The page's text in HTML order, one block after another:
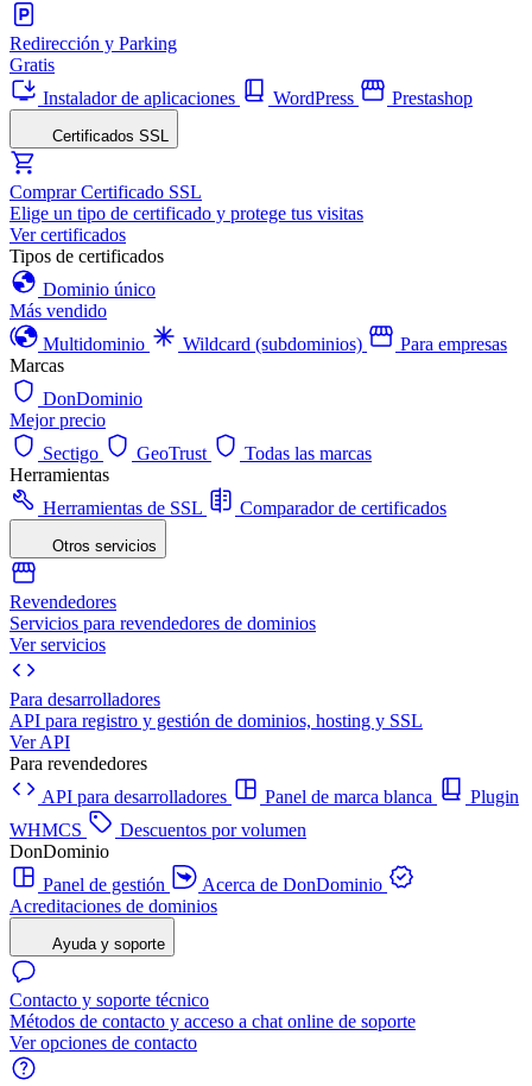
Redirección y Parking
Gratis
Instalador de aplicaciones
WordPress Prestashop
Certificados SSL
Comprar Certificado SSL
Elige un tipo de certificado y protege tus visitas
Ver certificados
Tipos de certificados
Dominio único
Más vendido
Multidominio
Wildcard (subdominios)
Para empresas
Marcas
DonDominio
Mejor precio
Sectigo
GeoTrust
Todas las marcas
Herramientas
Herramientas de SSL
Comparador de certificados
Otros servicios
Revendedores
Servicios para revendedores de dominios
Ver servicios
Para desarrolladores
API para registro y gestión de dominios, hosting y SSL
Ver API
Para revendedores
API para desarrolladores
Panel de marca blanca
Plugin
WHMCS
Descuentos por volumen
DonDominio
Panel de gestión
Acerca de DonDominio
Acreditaciones de dominios
Ayuda y soporte
Contacto y soporte técnico
Métodos de contacto y acceso a chat online de soporte
Ver opciones de contacto